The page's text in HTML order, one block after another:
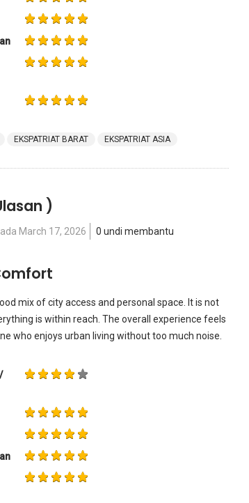
EKSPATRIAT BARAT EKSPATRIAT ASIA
)
March 17, 2026 0 undi membantu
mix of city access and personal space. It is not
is within reach. The overall experience feels
who enjoys urban living without too much noise.